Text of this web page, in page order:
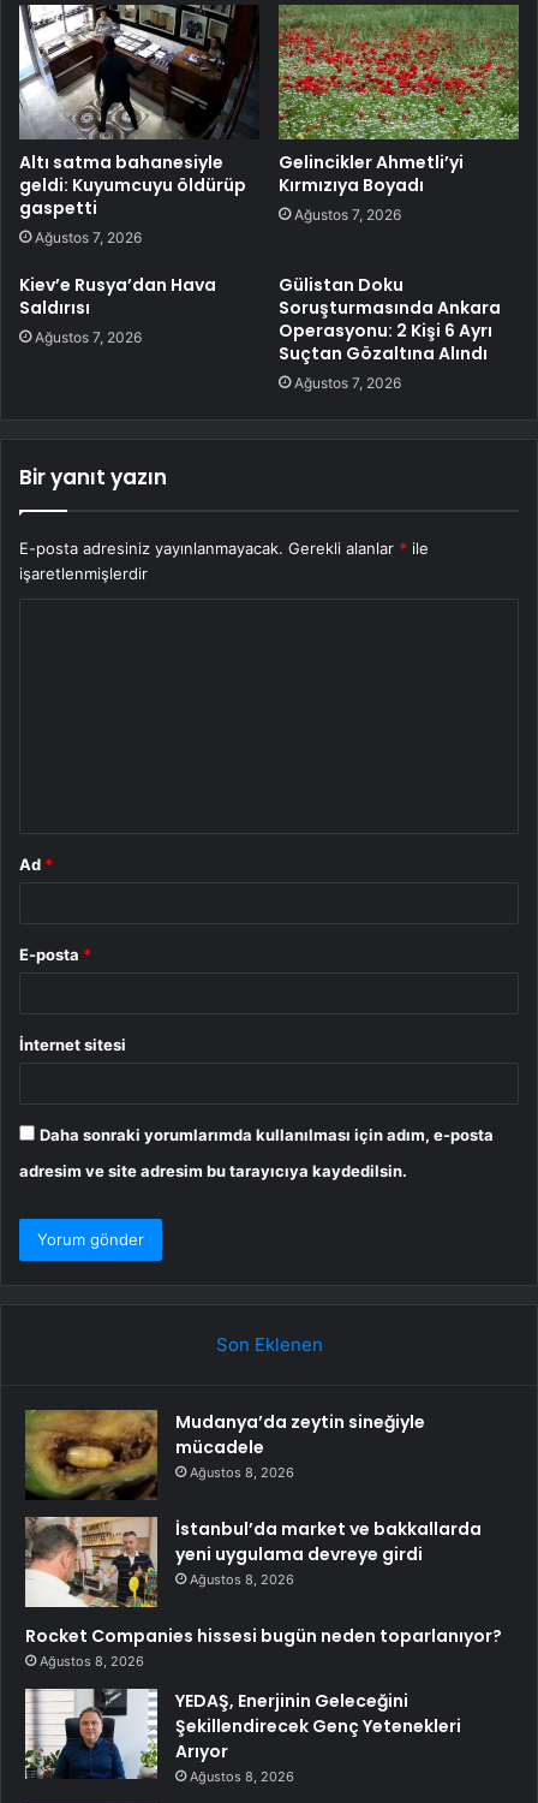
Altı satma bahanesiyle
geldi: Kuyumcuyu öldürüp
gaspetti
Ağustos 7, 2026
Gelincikler Ahmetli’yi
Kırmızıya Boyadı
Ağustos 7, 2026
Kiev’e Rusya’dan Hava
Saldırısı
Ağustos 7, 2026
Gülistan Doku
Soruşturmasında Ankara
Operasyonu: 2 Kişi 6 Ayrı
Suçtan Gözaltına Alındı
Ağustos 7, 2026
Bir yanıt yazın
E-posta adresiniz yayınlanmayacak. Gerekli alanlar * ile
işaretlenmişlerdir
Ad *
E-posta *
İnternet sitesi
Daha sonraki yorumlarımda kullanılması için adım, e-posta
adresim ve site adresim bu tarayıcıya kaydedilsin.
Son Eklenen
Mudanya’da zeytin sineğiyle
mücadele
Ağustos 8, 2026
İstanbul’da market ve bakkallarda
yeni uygulama devreye girdi
Ağustos 8, 2026
Rocket Companies hissesi bugün neden toparlanıyor?
Ağustos 8, 2026
YEDAŞ, Enerjinin Geleceğini
Şekillendirecek Genç Yetenekleri
Arıyor
Ağustos 8, 2026